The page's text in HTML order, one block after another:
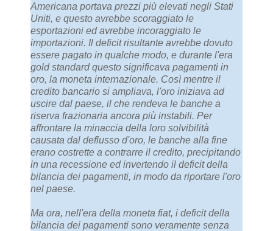
Americana portava prezzi più elevati negli Stati
Uniti, e questo avrebbe scoraggiato le
esportazioni ed avrebbe incoraggiato le
importazioni. Il deficit risultante avrebbe dovuto
essere pagato in qualche modo, e durante l'era
gold standard questo significava pagamenti in
oro, la moneta internazionale. Così mentre il
credito bancario si ampliava, l'oro iniziava ad
uscire dal paese, il che rendeva le banche a
riserva frazionaria ancora più instabili. Per
affrontare la minaccia della loro solvibilità
causata dal deflusso d'oro, le banche alla fine
erano costrette a contrarre il credito, precipitando
in una recessione ed invertendo il deficit della
bilancia dei pagamenti, in modo da riportare l'oro
nel paese.
Ma ora, nell'era della moneta fiat, i deficit della
bilancia dei pagamenti sono veramente senza